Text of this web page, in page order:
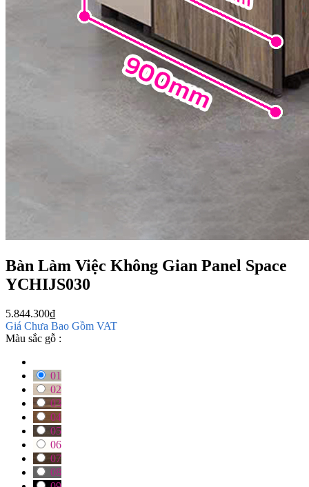
Bàn Làm Việc Không Gian Panel Space
YCHIJS030
5.844.300₫
Giá Chưa Bao Gồm VAT
Màu sắc gỗ :
01
02
03
04
05
06
07
08